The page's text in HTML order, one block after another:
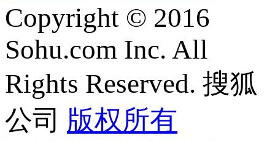
Copyright © 2016
Sohu.com Inc. All
Rights Reserved. 搜狐
公司 版权所有